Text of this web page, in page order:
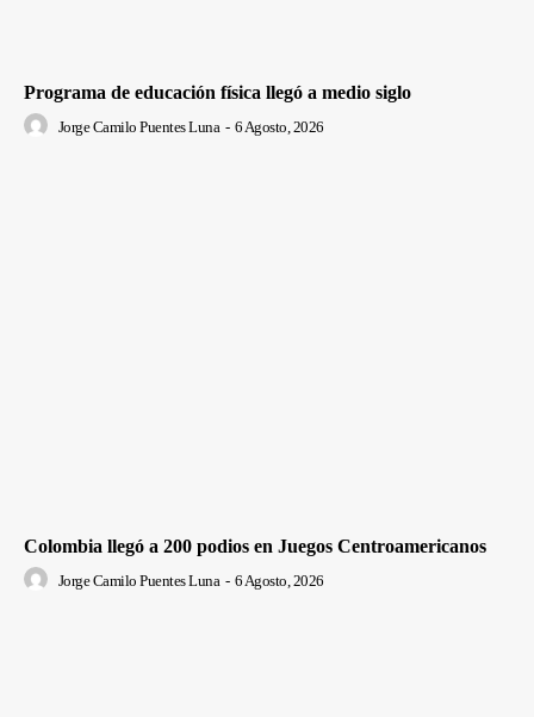
Programa de educación física llegó a medio siglo
Jorge Camilo Puentes Luna - 6 Agosto, 2026
Colombia llegó a 200 podios en Juegos Centroamericanos
Jorge Camilo Puentes Luna - 6 Agosto, 2026